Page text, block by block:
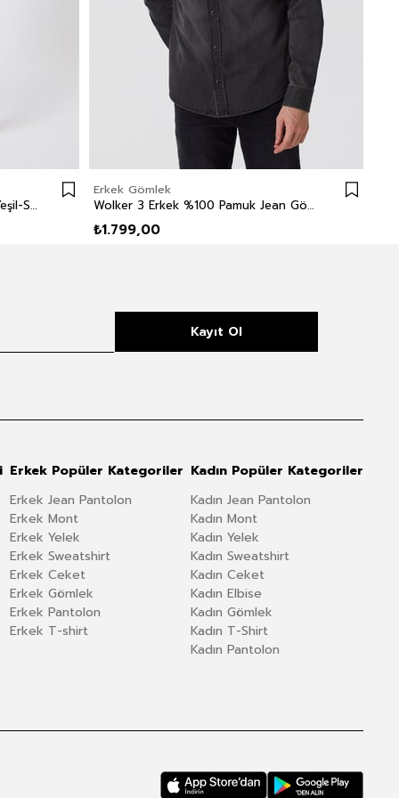
Citymap Erkek Dokuma Gömlek Yeşil-Sarı Çizgili
Erkek Gömlek
Wolker 3 Erkek %100 Pamuk Jean Gömlek
₺1.799,00
Kayıt Ol
Erkek Popüler Kategoriler
Erkek Jean Pantolon
Erkek Mont
Erkek Yelek
Erkek Sweatshirt
Erkek Ceket
Erkek Gömlek
Erkek Pantolon
Erkek T-shirt
Kadın Popüler Kategoriler
Kadın Jean Pantolon
Kadın Mont
Kadın Yelek
Kadın Sweatshirt
Kadın Ceket
Kadın Elbise
Kadın Gömlek
Kadın T-Shirt
Kadın Pantolon